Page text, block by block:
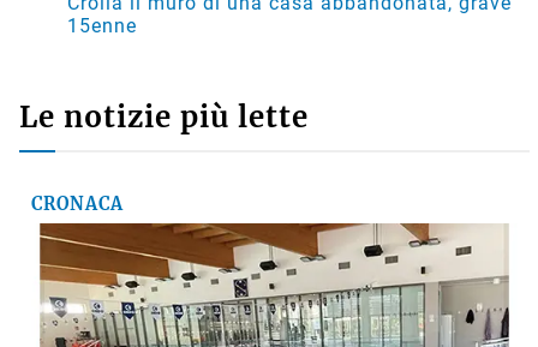
15enne
Le notizie più lette
CRONACA